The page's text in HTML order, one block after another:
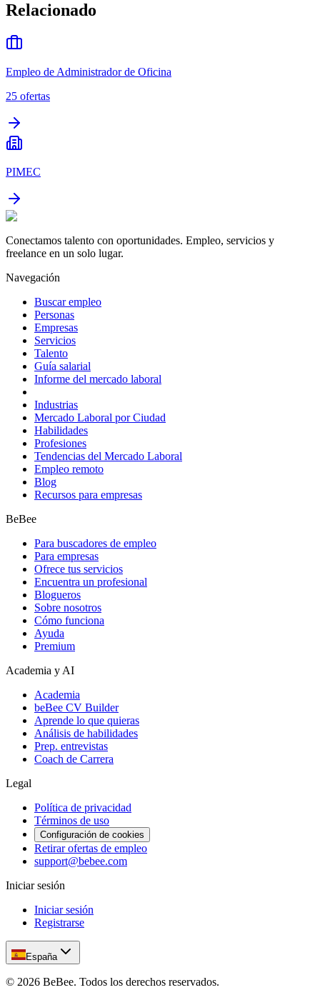
Relacionado
Empleo de Administrador de Oficina
25 ofertas
PIMEC
Conectamos talento con oportunidades. Empleo, servicios y
freelance en un solo lugar.
Navegación
Buscar empleo
Personas
Empresas
Servicios
Talento
Guía salarial
Informe del mercado laboral
Industrias
Mercado Laboral por Ciudad
Habilidades
Profesiones
Tendencias del Mercado Laboral
Empleo remoto
Blog
Recursos para empresas
BeBee
Para buscadores de empleo
Para empresas
Ofrece tus servicios
Encuentra un profesional
Blogueros
Sobre nosotros
Cómo funciona
Ayuda
Premium
Academia y AI
Academia
beBee CV Builder
Aprende lo que quieras
Análisis de habilidades
Prep. entrevistas
Coach de Carrera
Legal
Política de privacidad
Términos de uso
Configuración de cookies
Retirar ofertas de empleo
support@bebee.com
Iniciar sesión
Iniciar sesión
Registrarse
España
© 2026 BeBee. Todos los derechos reservados.